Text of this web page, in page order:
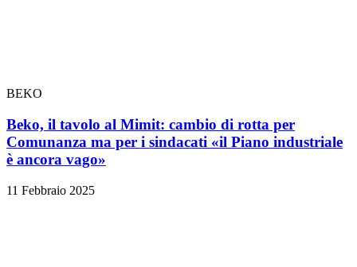
BEKO
Beko, il tavolo al Mimit: cambio di rotta per
Comunanza ma per i sindacati «il Piano industriale
è ancora vago»
11 Febbraio 2025